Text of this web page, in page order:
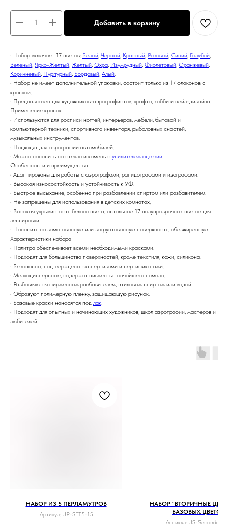
Добавить в корзину
• Набор включает 17 цветов: Белый, Черный, Красный, Розовый, Синий, Голубой,
Зеленый, Ярко-Желтый, Желтый, Охра, Изумрудный, Фиолетовый, Оранжевый,
Коричневый, Пурпурный, Бордовый, Алый.
• Набор не имеет дополнительной упаковки, состоит только из 17 флаконов с
краской.
• Предназначен для художников-аэрографистов, крафта, хобби и нейл-дизайна.
Применение красок
• Используются для росписи ногтей, интерьеров, мебели, бытовой и
компьютерной техники, спортивного инвентаря, рыболовных снастей,
музыкальных инструментов.
• Подходят для аэрографии автомобилей.
• Можно наносить на стекло и камень с усилителем адгезии.
Особенности и преимущества
• Адаптированы для работы с аэрографами, рапидографами и изографами.
• Высокая износостойкость и устойчивость к УФ.
• Быстрое высыхание, особенно при разбавлении спиртом или разбавителем.
• Не запрещены для использования в детских комнатах.
• Высокая укрывистость белого цвета, остальные 17 полупрозрачных цветов для
лессировки.
• Наносить на заматованную или загрунтованную поверхность, обезжиренную.
Характеристики набора
• Палитра обеспечивает всеми необходимыми красками.
• Подходят для большинства поверхностей, кроме текстиля, кожи, силикона.
• Безопасны, подтверждены экспертизами и сертификатами.
• Мелкодисперсные, содержат пигменты тончайшего помола.
• Разбавляются фирменным разбавителем, этиловым спиртом или водой.
• Образуют полимерную пленку, защищающую рисунок.
• Базовые краски наносятся под лак.
• Подходят для опытных и начинающих художников, школ аэрографии, мастеров и
любителей.
НАБОР ИЗ 5 ПЕРЛАМУТРОВ
Артикул: UP-SET5-15
НАБОР "ВТОРИЧНЫЕ
БАЗОВЫХ ЦВЕТОВ
Артикул: US-Secondary-